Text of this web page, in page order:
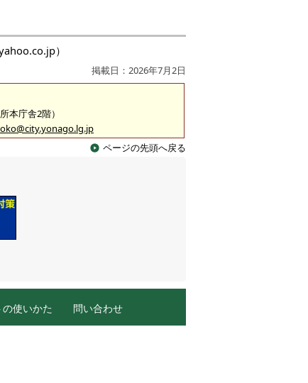
）
掲載日：2026年7月2日
本庁舎2階）
ページの先頭へ戻る
使いかた 問い合わせ